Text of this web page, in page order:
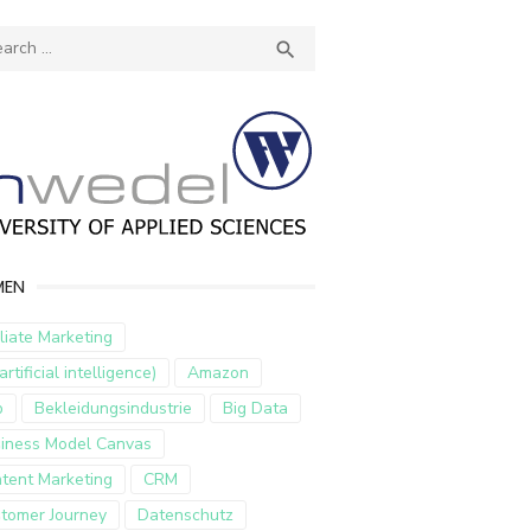

Marketing
intelligence)
Amazon
Bekleidungsindustrie
Big Data
Model Canvas
Marketing
CRM
Journey
Datenschutz